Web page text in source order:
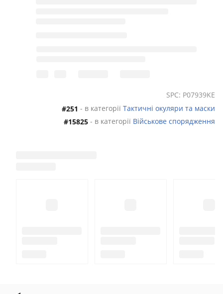
SPC: P07939KE
#251 - в категорії Тактичні окуляри та маски
#15825 - в категорії Військове спорядження